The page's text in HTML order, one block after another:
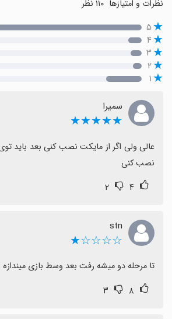
نظرات و امتیازها
۵
۴
۳
۲
۱
سمیرا
★★★★★
نصب کنی
۴ ۲
stn
☆☆☆☆★
تا مرحله دو میشه رفت بعد وسط بازی میندازه
۸ ۳